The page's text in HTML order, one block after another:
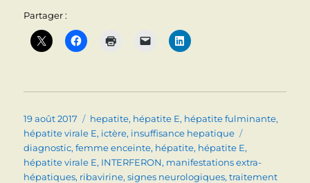
Partager :
Publié
le
19 août 2017 Catégories
hepatite, hépatite E, hépatite fulminante,
hépatite virale E, ictère, insuffisance hepatique
diagnostic,femme enceinte, hépatite, hépatite E,
hépatite virale E, INTERFERON, manifestations extra-
hépatiques, ribavirine,signes neurologiques,traitement